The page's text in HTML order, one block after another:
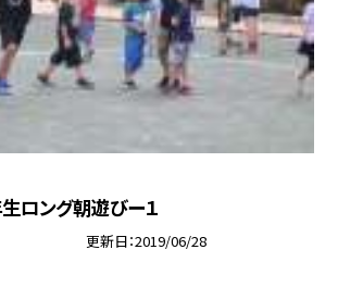
ロング朝遊びー１
更新日 2019/06/28